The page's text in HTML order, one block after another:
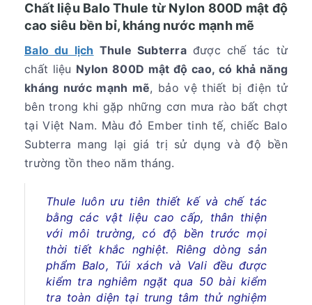
Chất liệu Balo Thule từ Nylon 800D mật độ
cao siêu bền bỉ, kháng nước mạnh mẽ
Balo du lịch Thule Subterrađược chế tác từ
chất liệu Nylon 800D mật độ cao, có khả năng
kháng nước mạnh mẽ, bảo vệ thiết bị điện tử
bên trong khi gặp những cơn mưa rào bất chợt
tại Việt Nam. Màu đỏ Ember tinh tế, chiếc Balo
Subterra mang lại giá trị sử dụng và độ bền
trường tồn theo năm tháng.
Thule luôn ưu tiên thiết kế và chế tác
bằng các vật liệu cao cấp, thân thiện
với môi trường, có độ bền trước mọi
thời tiết khắc nghiệt. Riêng dòng sản
phẩm Balo, Túi xách và Vali đều được
kiểm tra nghiêm ngặt qua 50 bài kiểm
tra toàn diện tại trung tâm thử nghiệm